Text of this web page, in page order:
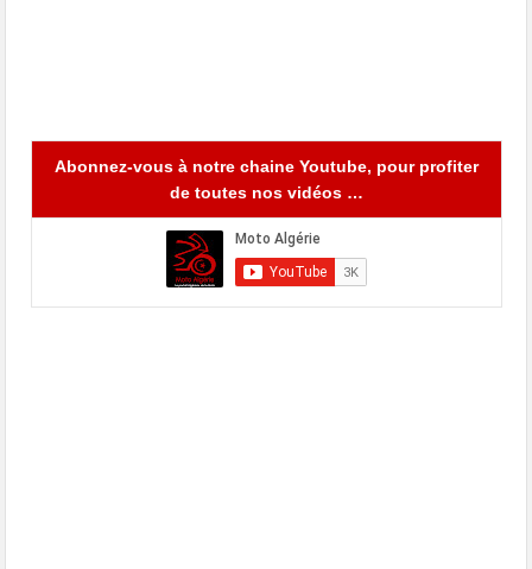
Abonnez-vous à notre chaine Youtube, pour profiter
de toutes nos vidéos …